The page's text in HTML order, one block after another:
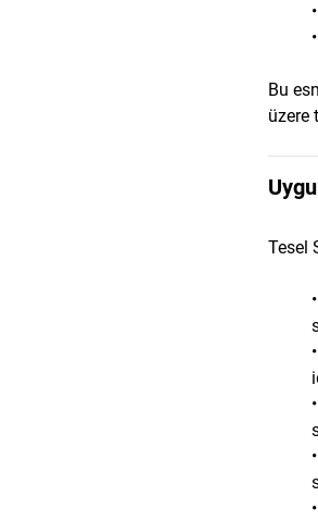
Bu
üzere
Tesel
•
•
•
•
•